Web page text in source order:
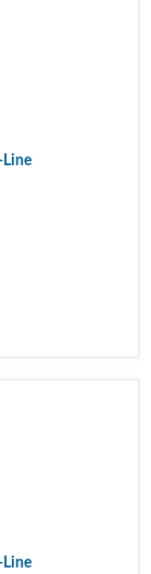
Line
Line